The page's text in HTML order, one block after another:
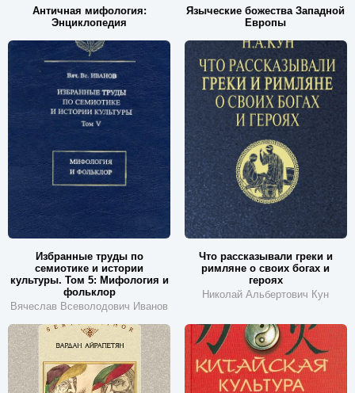
Античная мифология:
Энциклопедия
Языческие божества Западной
Европы
Избранные труды по
семиотике и истории
культуры. Том 5: Мифология и
фольклор
Вячеслав Всеволодович Иванов
Что рассказывали греки и
римляне о своих богах и
героях
Николай Альбертович Кун